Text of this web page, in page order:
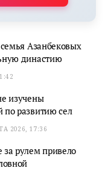
Азанбековых
династию
изучены
развитию сел
2026, 17:36
рулем привело